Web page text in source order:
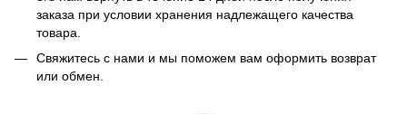
заказа при условии хранения надлежащего качества
товара.
Свяжитесь с нами и мы поможем вам оформить возврат
или обмен.